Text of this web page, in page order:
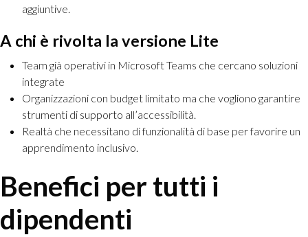
aggiuntive.
A chi è rivolta la versione Lite
Team già operativi in Microsoft Teams che cercano soluzioni
integrate
Organizzazioni con budget limitato ma che vogliono garantire
strumenti di supporto all’accessibilità.
Realtà che necessitano di funzionalità di base per favorire un
apprendimento inclusivo.
Benefici per tutti i
dipendenti